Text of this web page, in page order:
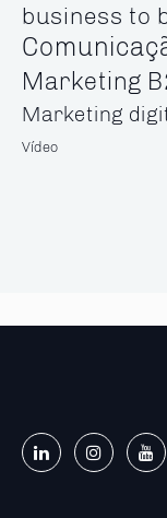
business to
Marketing
Marketing
Vídeo